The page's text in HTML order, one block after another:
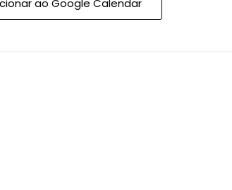
ao Google Calendar